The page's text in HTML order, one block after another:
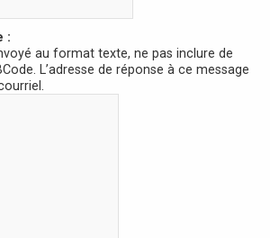
:
au format texte, ne pas inclure de
L’adresse de réponse à ce message